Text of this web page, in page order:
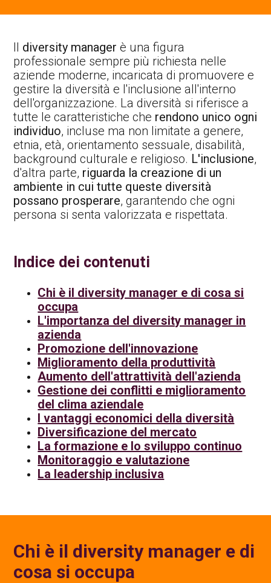
Il diversity manager è una figura
professionale sempre più richiesta nelle
aziende moderne, incaricata di promuovere e
gestire la diversità e l'inclusione all'interno
dell'organizzazione. La diversità si riferisce a
tutte le caratteristiche che rendono unico ogni
individuo, incluse ma non limitate a genere,
etnia, età, orientamento sessuale, disabilità,
background culturale e religioso. L'inclusione,
d'altra parte, riguarda la creazione di un
ambiente in cui tutte queste diversità
possano prosperare, garantendo che ogni
persona si senta valorizzata e rispettata.
Indice dei contenuti
Chi è il diversity manager e di cosa si
occupa
L'importanza del diversity manager in
azienda
Promozione dell'innovazione
Miglioramento della produttività
Aumento dell'attrattività dell'azienda
Gestione dei conflitti e miglioramento
del clima aziendale
I vantaggi economici della diversità
Diversificazione del mercato
La formazione e lo sviluppo continuo
Monitoraggio e valutazione
La leadership inclusiva
Chi è il diversity manager e di
cosa si occupa